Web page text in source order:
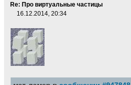
Re: Про виртуальные частицы
16.12.2014, 20:34